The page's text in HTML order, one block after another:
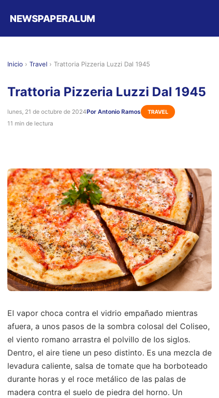
NEWSPAPERALUM
Inicio › Travel › Trattoria Pizzeria Luzzi Dal 1945
Trattoria Pizzeria Luzzi Dal 1945
lunes, 21 de octubre de 2024Por Antonio Ramos TRAVEL
11 min de lectura
El vapor choca contra el vidrio empañado mientras
afuera, a unos pasos de la sombra colosal del Coliseo,
el viento romano arrastra el polvillo de los siglos.
Dentro, el aire tiene un peso distinto. Es una mezcla de
levadura caliente, salsa de tomate que ha borboteado
durante horas y el roce metálico de las palas de
madera contra el suelo de piedra del horno. Un